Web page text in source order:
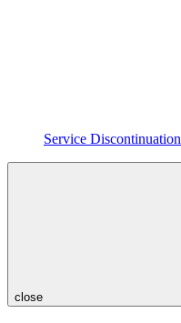
Service Discontinuation
close